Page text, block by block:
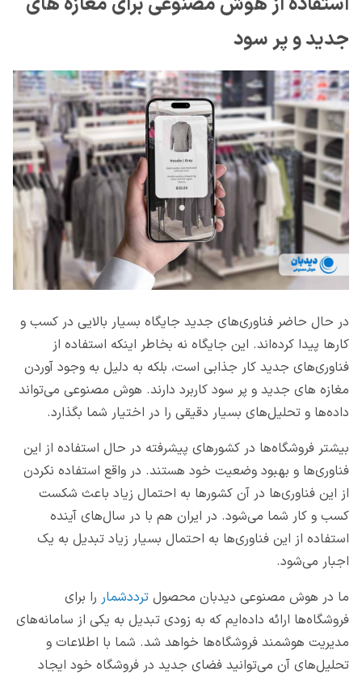
جدید و پر سود
در حال حاضر فناوری‌های جدید جایگاه بسیار بالایی در کسب و
کارها پیدا کرده‌اند. این جایگاه نه بخاطر اینکه استفاده از
فناوری‌های جدید کار جذابی است، بلکه به دلیل به وجود آوردن
مغازه های جدید و پر سود کاربرد دارند. هوش مصنوعی می‌تواند
داده‌ها و تحلیل‌های بسیار دقیقی را در اختیار شما بگذارد.
بیشتر فروشگاه‌ها در کشورهای پیشرفته در حال استفاده از این
فناوری‌ها و بهبود وضعیت خود هستند. در واقع استفاده نکردن
از این فناوری‌ها در آن کشورها به احتمال زیاد باعث شکست
کسب و کار شما می‌شود. در ایران هم با در سال‌های آینده
استفاده از این فناوری‌ها به احتمال بسیار زیاد تبدیل به یک
اجبار می‌شود.
ما در هوش مصنوعی دیدبان محصول ترددشمار را برای
فروشگاه‌ها ارائه داده‌ایم که به زودی تبدیل به یکی از سامانه‌های
مدیریت هوشمند فروشگاه‌ها خواهد شد. شما با اطلاعات و
تحلیل‌های آن می‌توانید فضای جدید در فروشگاه خود ایجاد